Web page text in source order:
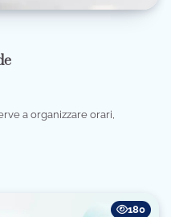
a organizzare orari,
180